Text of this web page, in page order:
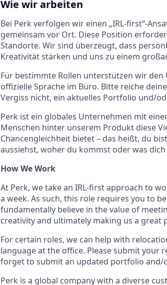
Wie wir arbeiten
Bei Perk verfolgen wir einen „IRL-first“-
gemeinsam vor Ort. Diese Position
Standorte. Wir sind überzeugt, dass
Kreativität stärken und uns zu einem
Für bestimmte Rollen unterstützen wir
offizielle Sprache im Büro. Bitte reiche
Vergiss nicht, ein aktuelles Portfolio und/
Perk ist ein globales Unternehmen mit
Menschen hinter unserem Produkt diese
Chancengleichheit bietet – das heißt, du
aussiehst, woher du kommst oder was
How We Work
At Perk, we take an IRL-first approach to
a week. As such, this role requires you to
fundamentally believe in the value of
creativity and ultimately making us a great
For certain roles, we can help with
language at the office. Please submit your
forget to submit an updated portfolio and/
Perk is a global company with a diverse